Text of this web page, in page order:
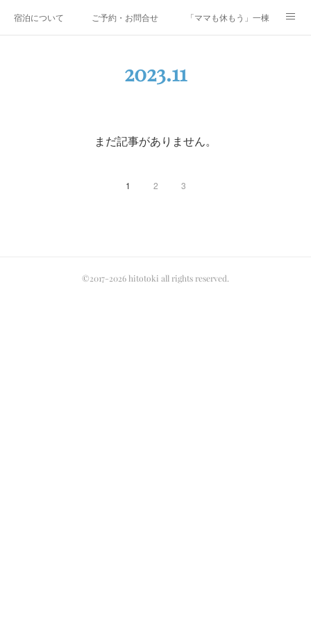
宿泊について ご予約・お問合せ 「ママも休もう」一棟貸しファ
上野尻集落のご案内
2023.11
まだ記事がありません。
1 2 3
©2017-2026 hitotoki all rights reserved.